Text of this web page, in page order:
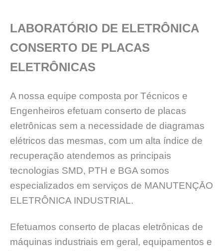
LABORATÓRIO DE ELETRÔNICA
CONSERTO DE PLACAS
ELETRÔNICAS
A nossa equipe composta por Técnicos e
Engenheiros efetuam conserto de placas
eletrônicas sem a necessidade de diagramas
elétricos das mesmas, com um alta índice de
recuperação atendemos as principais
tecnologias SMD, PTH e BGA somos
especializados em serviços de MANUTENÇĀO
ELETRÔNICA INDUSTRIAL.
Efetuamos conserto de placas eletrônicas de
máquinas industriais em geral, equipamentos e